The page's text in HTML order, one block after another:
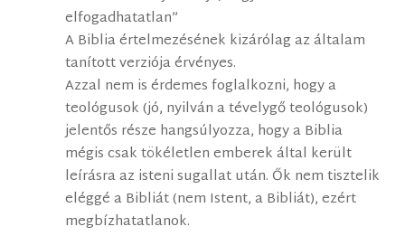
elfogadhatatlan”
A Biblia értelmezésének kizárólag az általam
tanított verziója érvényes.
Azzal nem is érdemes foglalkozni, hogy a
teológusok (jó, nyilván a tévelygő teológusok)
jelentős része hangsúlyozza, hogy a Biblia
mégis csak tökéletlen emberek által került
leírásra az isteni sugallat után. Ők nem tisztelik
eléggé a Bibliát (nem Istent, a Bibliát), ezért
megbízhatatlanok.